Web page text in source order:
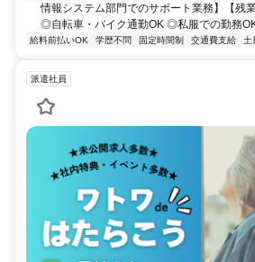
情報システム部門でのサポート業務】【残
◎自転車・バイク通勤OK ◎私服での勤務
給料前払いOK 学歴不問 固定時間制 交通費支給 土
派遣社員